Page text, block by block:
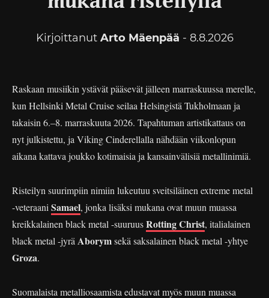
Kirjoittanut Arto Mäenpää - 8.8.2026
Raskaan musiikin ystävät pääsevät jälleen marraskuussa merelle,
kun Hellsinki Metal Cruise seilaa Helsingistä Tukholmaan ja
takaisin 6.–8. marraskuuta 2026. Tapahtuman artistikattaus on
nyt julkistettu, ja Viking Cinderellalla nähdään viikonlopun
aikana kattava joukko kotimaisia ja kansainvälisiä metallinimiä.
Risteilyn suurimpiin nimiin lukeutuu sveitsiläinen extreme metal
-veteraani Samael, jonka lisäksi mukana ovat muun muassa
kreikkalainen black metal -suuruusRotting Christ, italialainen
black metal -jyrä Aborymsekä saksalainen black metal -yhtye
Groza.
Suomalaista metalliosaamista edustavat myös muun muassa